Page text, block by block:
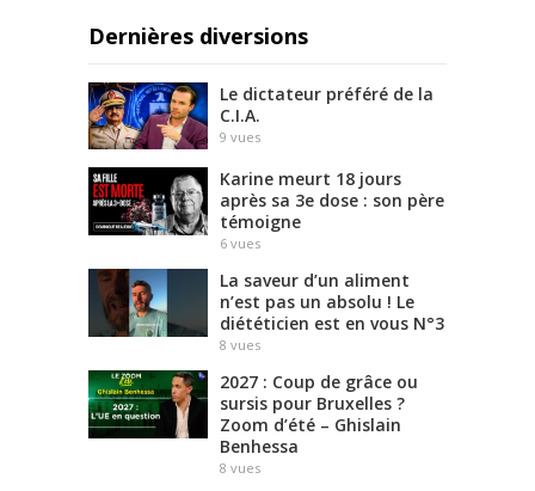
Dernières diversions
Le dictateur préféré de la
C.I.A.
9 vues
Karine meurt 18 jours
après sa 3e dose : son père
témoigne
6 vues
La saveur d’un aliment
n’est pas un absolu ! Le
diététicien est en vous N°3
8 vues
2027 : Coup de grâce ou
sursis pour Bruxelles ?
Zoom d’été – Ghislain
Benhessa
8 vues